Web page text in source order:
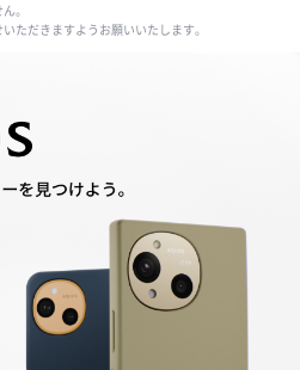
。
ただきますようお願いいたします。